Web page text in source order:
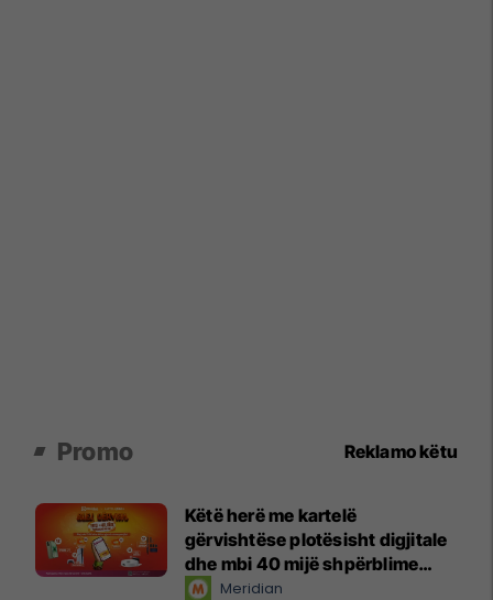
Promo Reklamo këtu
Këtë herë me kartelë
gërvishtëse plotësisht digjitale
dhe mbi 40 mijë shpërblime
instant!Meridian